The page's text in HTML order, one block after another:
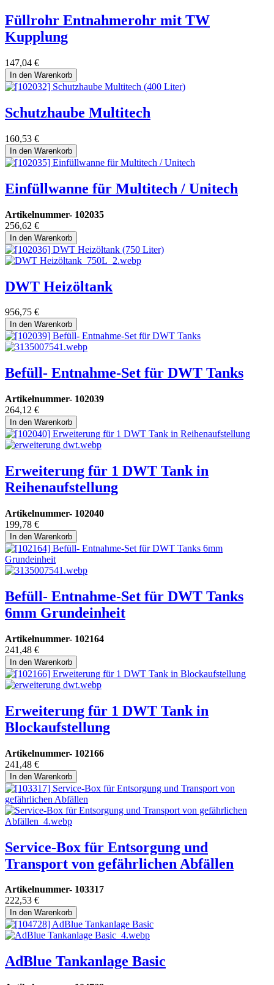
Füllrohr Entnahmerohr mit TW
Kupplung
147,04 €
In den Warenkorb
Schutzhaube Multitech
160,53 €
In den Warenkorb
Einfüllwanne für Multitech / Unitech
Artikelnummer- 102035
256,62 €
In den Warenkorb
DWT Heizöltank
956,75 €
In den Warenkorb
Befüll- Entnahme-Set für DWT Tanks
Artikelnummer- 102039
264,12 €
In den Warenkorb
Erweiterung für 1 DWT Tank in
Reihenaufstellung
Artikelnummer- 102040
199,78 €
In den Warenkorb
Befüll- Entnahme-Set für DWT Tanks
6mm Grundeinheit
Artikelnummer- 102164
241,48 €
In den Warenkorb
Erweiterung für 1 DWT Tank in
Blockaufstellung
Artikelnummer- 102166
241,48 €
In den Warenkorb
Service-Box für Entsorgung und
Transport von gefährlichen Abfällen
Artikelnummer- 103317
222,53 €
In den Warenkorb
AdBlue Tankanlage Basic